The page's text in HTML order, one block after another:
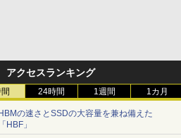
アクセスランキング
24時間 1週間 1カ月
の速さとSSDの大容量を兼ね備えた
HBF」